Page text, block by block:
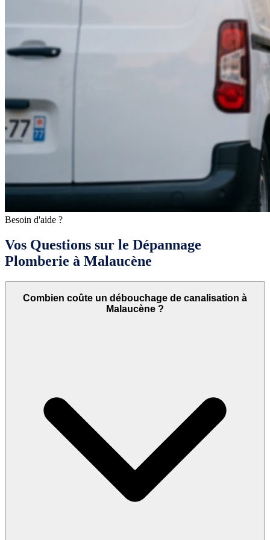
Besoin d'aide ?
Vos Questions sur le Dépannage
Plomberie à Malaucène
Combien coûte un débouchage de canalisation à
Malaucène ?